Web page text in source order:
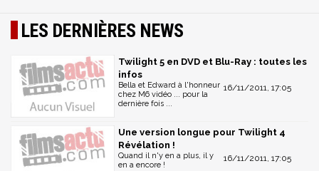
LES DERNIÈRES NEWS
Twilight 5 en DVD et Blu-Ray : toutes les
infos
16/11/2011, 17:05
Bella et Edward à l'honneur
chez M6 vidéo ... pour la
dernière fois ...
Une version longue pour Twilight 4
Révélation !
16/11/2011, 17:05
Quand il n'y en a plus, il y
en a encore !